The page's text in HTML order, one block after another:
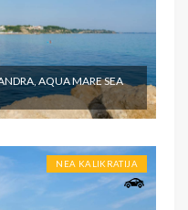
AQUA MARE SEA
NEA KALIKRATIJA